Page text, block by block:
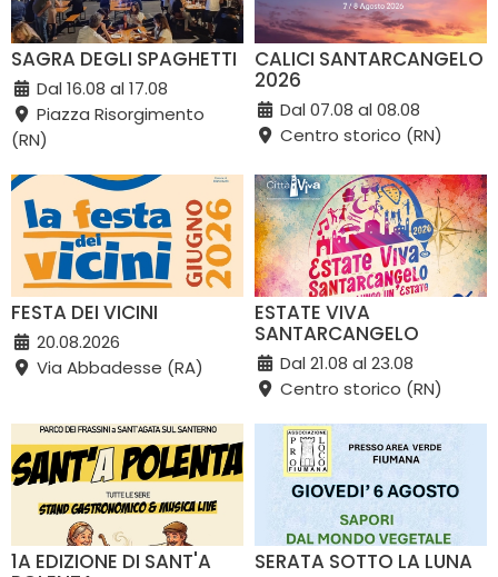
SAGRA DEGLI SPAGHETTI
Dal 16.08 al 17.08
Piazza Risorgimento
(RN)
CALICI SANTARCANGELO
2026
Dal 07.08 al 08.08
Centro storico (RN)
FESTA DEI VICINI
20.08.2026
Via Abbadesse (RA)
ESTATE VIVA
SANTARCANGELO
Dal 21.08 al 23.08
Centro storico (RN)
1A EDIZIONE DI SANT'A SERATA SOTTO LA LUNA